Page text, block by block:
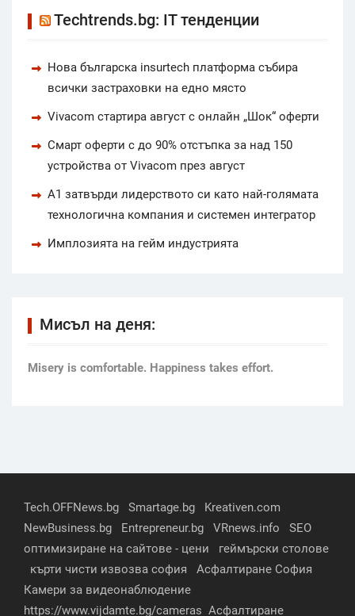
Techtrends.bg: IT тенденции
Нова българска insurtech платформа събира
всички застраховки на едно място
Vivacom стартира август с онлайн „Шок“ оферти
Смарт оферти с до 90% отстъпка за над 150
устройства от Vivacom през август
А1 затвърди лидерството си като най-голямата
технологична компания и системен интегратор
Имплозията на гейм индустрията
Мисъл на деня:
Мisery is comfortable. Happiness takes effort.
Tech.OFFNews.bg Smartage.bg
Kreativen.com
NewBusiness.bg
Entrepreneur.bg VRnews.info
SEO
оптимизиране на сайтове - цени
геймърски столове
кърти чисти извозва софия
Асфалтиране София
Камери за видеонаблюдение
https://www.vijdamte.bg/cameras Асфалтиране